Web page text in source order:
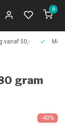
0
vanaf 50,-
gram
-40%